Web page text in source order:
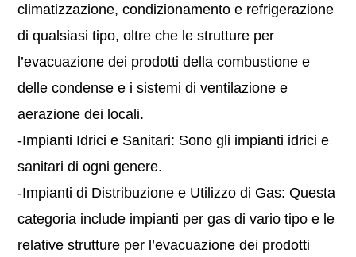
climatizzazione, condizionamento e refrigerazione
di qualsiasi tipo, oltre che le strutture per
l’evacuazione dei prodotti della combustione e
delle condense e i sistemi di ventilazione e
aerazione dei locali.
-Impianti Idrici e Sanitari: Sono gli impianti idrici e
sanitari di ogni genere.
-Impianti di Distribuzione e Utilizzo di Gas: Questa
categoria include impianti per gas di vario tipo e le
relative strutture per l’evacuazione dei prodotti